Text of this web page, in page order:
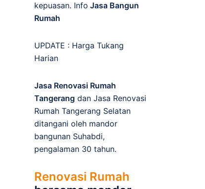
kepuasan. Info Jasa Bangun
Rumah
UPDATE : Harga Tukang
Harian
Jasa Renovasi Rumah
Tangerang dan Jasa Renovasi
Rumah Tangerang Selatan
ditangani oleh mandor
bangunan Suhabdi,
pengalaman 30 tahun.
Renovasi Rumah